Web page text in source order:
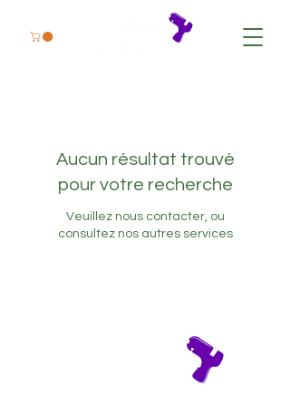
Aucun résultat trouvé
pour votre recherche
Veuillez nous contacter, ou
consultez nos autres services